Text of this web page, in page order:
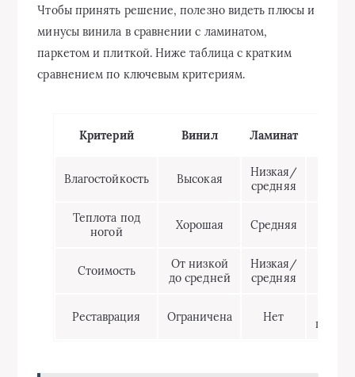
Чтобы принять решение, полезно видеть плюсы и
минусы винила в сравнении с ламинатом,
паркетом и плиткой. Ниже таблица с кратким
сравнением по ключевым критериям.
Критерий Винил Ламинат
Влагостойкость Высокая
Низкая/
средняя
Теплота под
ногой
Хорошая Средняя
Стоимость
От низкой
до средней
Низкая/
средняя
Реставрация Ограничена Нет